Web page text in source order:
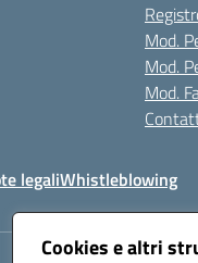
Cookies e altri
Mod.
Mod.
Mod.
legaliWhistleblowing